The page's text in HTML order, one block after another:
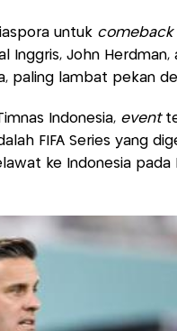
untukcomeback
Inggris, John
paling lambat pekan
Indonesia, event
FIFA Series yang
ke Indonesia pada